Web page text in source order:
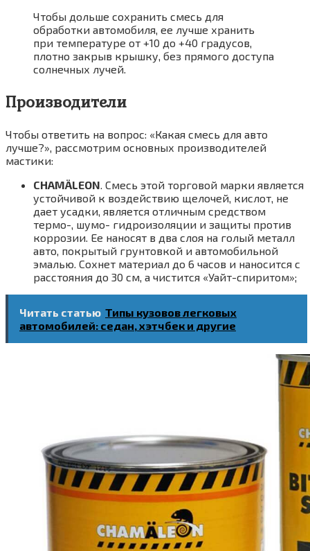
Чтобы дольше сохранить смесь для
обработки автомобиля, ее лучше хранить
при температуре от +10 до +40 градусов,
плотно закрыв крышку, без прямого доступа
солнечных лучей.
Производители
Чтобы ответить на вопрос: «Какая смесь для авто
лучше?», рассмотрим основных производителей
мастики:
CHAMÄLEON. Смесь этой торговой марки является
устойчивой к воздействию щелочей, кислот, не
дает усадки, является отличным средством
термо-, шумо- гидроизоляции и защиты против
коррозии. Ее наносят в два слоя на голый металл
авто, покрытый грунтовкой и автомобильной
эмалью. Сохнет материал до 6 часов и наносится с
расстояния до 30 см, а чистится «Уайт-спиритом»;
Читать статью Типы кузовов легковых
автомобилей: седан, хэтчбек и другие